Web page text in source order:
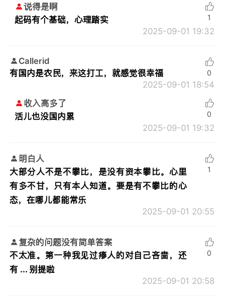
说得是啊
起码有个基础，心理踏实
2025-09-01 19:32
1
Callerid
有国内是农民，来这打工，就感觉很幸福
2025-09-01 18:54
0
收入高多了
活儿也没国内累
2025-09-01 19:32
0
明白人
大部分人不是不攀比，是没有资本攀比。心里
有多不甘，只有本人知道。要是有不攀比的心
态，在哪儿都能常乐
2025-09-01 20:55
1
复杂的问题没有简单答案
不太准。第一种我见过瘆人的对自己吝啬，还
有 ... 别提啦
2025-09-01 20:58
0